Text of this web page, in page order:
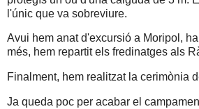
l'únic que va sobreviure.
Avui hem anat d'excursió a Moripol,
més, hem repartit els fredinatges als
Finalment, hem realitzat la cerimònia
Ja queda poc per acabar el